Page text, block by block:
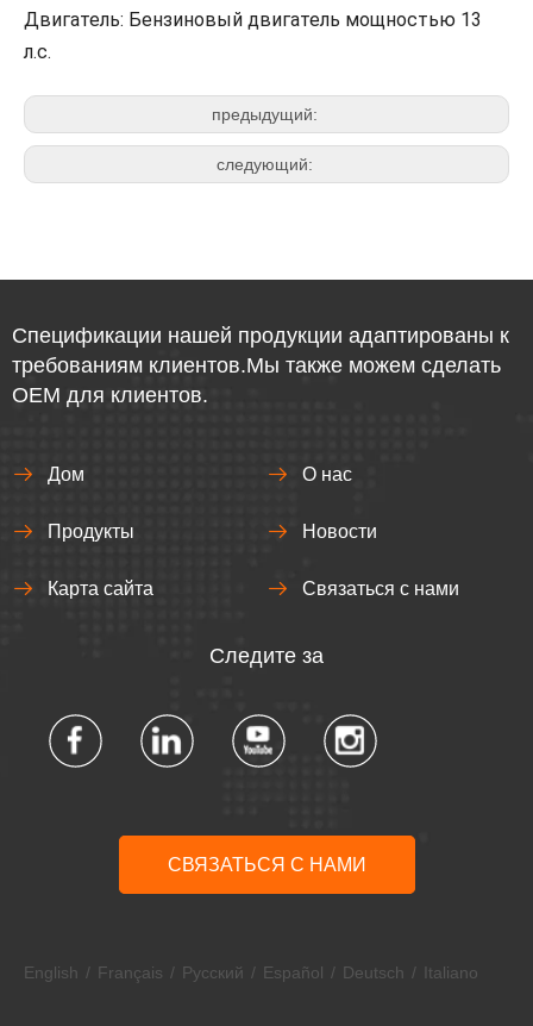
Двигатель: Бензиновый двигатель мощностью 13
л.с.
предыдущий:
следующий:
Спецификации нашей продукции адаптированы к
требованиям клиентов.Мы также можем сделать
OEM для клиентов.
Дом О нас
Продукты Новости
Карта сайта Связаться с нами
Следите за
СВЯЗАТЬСЯ С НАМИ
English / Français / Pусский / Español / Deutsch / Italiano